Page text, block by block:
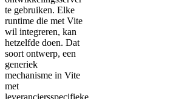
te gebruiken. Elke
runtime die met Vite
wil integreren, kan
hetzelfde doen. Dat
soort ontwerp, een
generiek
mechanisme in Vite
met
leveranciersspecifieke